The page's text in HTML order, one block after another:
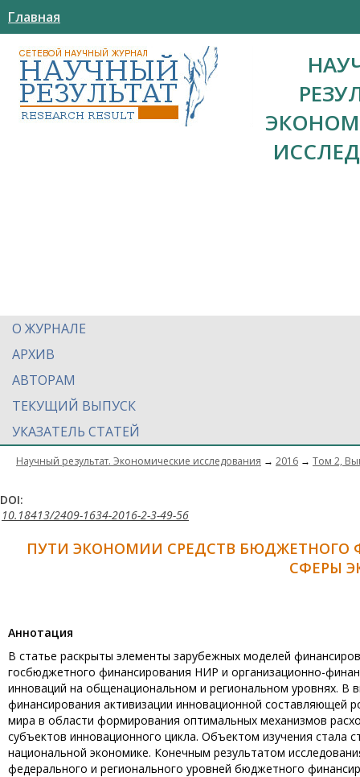
Главная
О ЖУРНАЛЕ
АРХИВ
АВТОРАМ
ТЕКУЩИЙ ВЫПУСК
УКАЗАТЕЛЬ СТАТЕЙ
Научный результат. Экономические исследования → 2016 → Том 2,
DOI:
10.18413/2409-1634-2016-2-3-49-56
ПУТИ ЭКОНОМИИ СРЕДСТВ
СФЕРЫ
Aннотация
В статье раскрыты элементы зарубежных моделей
госбюджетного финансирования НИР и организационно-
инноваций на общенациональном и региональном уровнях.
финансирования активизации инновационной составляющей
мира в области формирования оптимальных механизмов
субъектов инновационного цикла. Объектом изучения стала
национальной экономике. Конечным результатом
федерального и регионального уровней бюджетного